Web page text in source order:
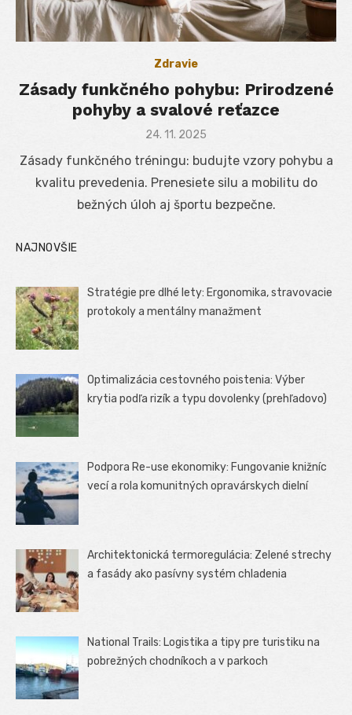
Zdravie
Zásady funkčného pohybu: Prirodzené
pohyby a svalové reťazce
Posted
24. 11. 2025
Zásady funkčného tréningu: budujte vzory pohybu a
kvalitu prevedenia. Prenesiete silu a mobilitu do
bežných úloh aj športu bezpečne.
NAJNOVŠIE
Stratégie pre dlhé lety: Ergonomika, stravovacie
protokoly a mentálny manažment
Optimalizácia cestovného poistenia: Výber
krytia podľa rizík a typu dovolenky (prehľadovo)
Podpora Re-use ekonomiky: Fungovanie knižníc
vecí a rola komunitných opravárskych dielní
Architektonická termoregulácia: Zelené strechy
a fasády ako pasívny systém chladenia
National Trails: Logistika a tipy pre turistiku na
pobrežných chodníkoch a v parkoch